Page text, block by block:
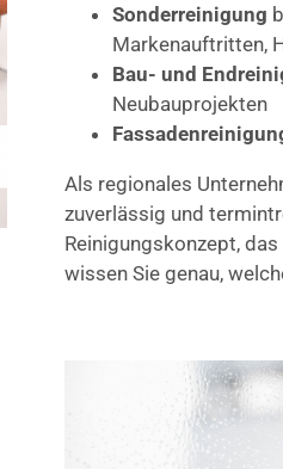
Sonderreinigung
Markenauftritten,
Bau- und
Neubauprojekten
Als regionales
zuverlässig und
Reinigungskonzept,
wissen Sie genau,